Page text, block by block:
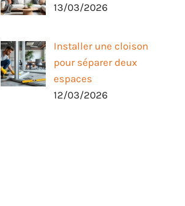
13/03/2026
Installer une cloison
pour séparer deux
espaces
12/03/2026